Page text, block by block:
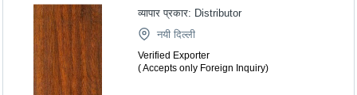
व्यापार प्रकार: Distributor
नयी दिल्ली
Verified Exporter
( Accepts only Foreign Inquiry)